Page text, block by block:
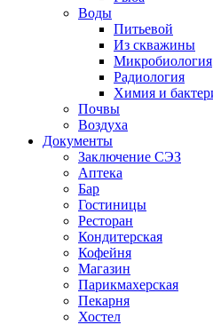
Воды
Питьевой
Из скважины
Микробиология
Радиология
Химия и
Почвы
Воздуха
Документы
Заключение СЭЗ
Аптека
Бар
Гостиницы
Ресторан
Кондитерская
Кофейня
Магазин
Парикмахерская
Пекарня
Хостел